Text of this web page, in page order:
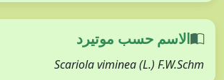
الاسم حسب موتيرد
Scariola viminea (L.) F.W.Schm